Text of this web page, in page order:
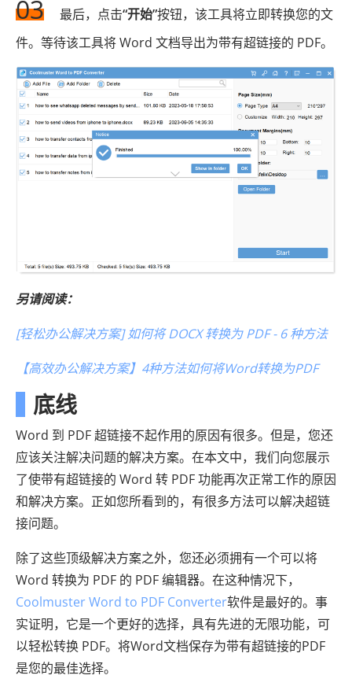
03 最后，点击“开始”按钮，该工具将立即转换您的文
件。等待该工具将 Word 文档导出为带有超链接的 PDF。
另请阅读：
[轻松办公解决方案] 如何将 DOCX 转换为 PDF - 6 种方法
【高效办公解决方案】4种方法如何将Word转换为PDF
底线
Word 到 PDF 超链接不起作用的原因有很多。但是，您还
应该关注解决问题的解决方案。在本文中，我们向您展示
了使带有超链接的 Word 转 PDF 功能再次正常工作的原因
和解决方案。正如您所看到的，有很多方法可以解决超链
接问题。
除了这些顶级解决方案之外，您还必须拥有一个可以将
Word 转换为 PDF 的 PDF 编辑器。在这种情况下，
Coolmuster Word to PDF Converter软件是最好的。事
实证明，它是一个更好的选择，具有先进的无限功能，可
以轻松转换 PDF。将Word文档保存为带有超链接的PDF
是您的最佳选择。